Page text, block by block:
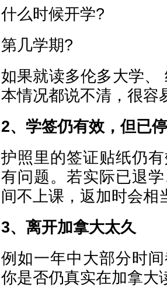
什么时候开学?
第几学期?
如果就读多伦多大学
本情况都说不清，很容
2、学签仍有效，但已
护照里的签证贴纸仍
有问题。若实际已退
间不上课，返加时会相
3、离开加拿大太久
例如一年中大部分时
你是否仍真实在加拿大